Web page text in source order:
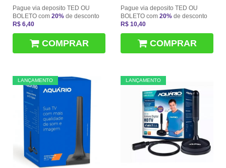
Pague via deposito TED OU
BOLETO com 20% de desconto
R$ 6,40
COMPRAR
Pague via deposito TED OU
BOLETO com 20% de desconto
R$ 10,40
COMPRAR
LANÇAMENTO LANÇAMENTO